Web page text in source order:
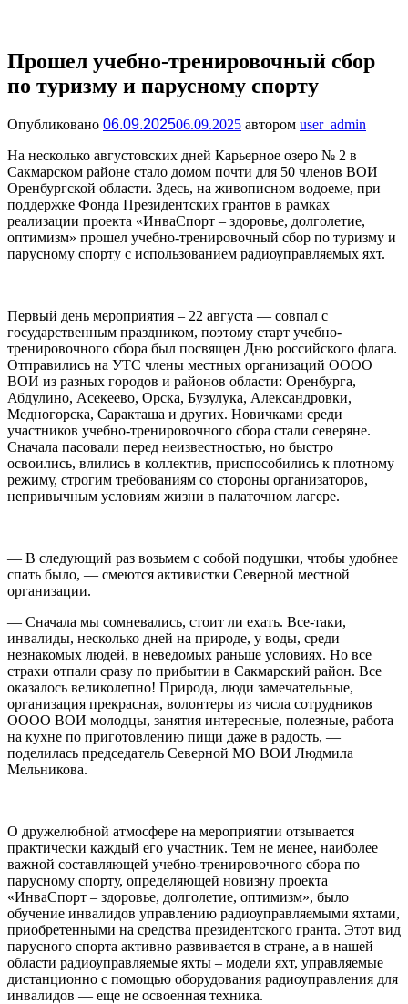
Прошел учебно-тренировочный сбор
по туризму и парусному спорту
Опубликовано 06.09.202506.09.2025 автором user_admin
На несколько августовских дней Карьерное озеро № 2 в
Сакмарском районе стало домом почти для 50 членов ВОИ
Оренбургской области. Здесь, на живописном водоеме, при
поддержке Фонда Президентских грантов в рамках
реализации проекта «ИнваСпорт – здоровье, долголетие,
оптимизм» прошел учебно-тренировочный сбор по туризму и
парусному спорту с использованием радиоуправляемых яхт.
Первый день мероприятия – 22 августа — совпал с
государственным праздником, поэтому старт учебно-
тренировочного сбора был посвящен Дню российского флага.
Отправились на УТС члены местных организаций ОООО
ВОИ из разных городов и районов области: Оренбурга,
Абдулино, Асекеево, Орска, Бузулука, Александровки,
Медногорска, Саракташа и других. Новичками среди
участников учебно-тренировочного сбора стали северяне.
Сначала пасовали перед неизвестностью, но быстро
освоились, влились в коллектив, приспособились к плотному
режиму, строгим требованиям со стороны организаторов,
непривычным условиям жизни в палаточном лагере.
— В следующий раз возьмем с собой подушки, чтобы удобнее
спать было, — смеются активистки Северной местной
организации.
— Сначала мы сомневались, стоит ли ехать. Все-таки,
инвалиды, несколько дней на природе, у воды, среди
незнакомых людей, в неведомых раньше условиях. Но все
страхи отпали сразу по прибытии в Сакмарский район. Все
оказалось великолепно! Природа, люди замечательные,
организация прекрасная, волонтеры из числа сотрудников
ОООО ВОИ молодцы, занятия интересные, полезные, работа
на кухне по приготовлению пищи даже в радость, —
поделилась председатель Северной МО ВОИ Людмила
Мельникова.
О дружелюбной атмосфере на мероприятии отзывается
практически каждый его участник. Тем не менее, наиболее
важной составляющей учебно-тренировочного сбора по
парусному спорту, определяющей новизну проекта
«ИнваСпорт – здоровье, долголетие, оптимизм», было
обучение инвалидов управлению радиоуправляемыми яхтами,
приобретенными на средства президентского гранта. Этот вид
парусного спорта активно развивается в стране, а в нашей
области радиоуправляемые яхты – модели яхт, управляемые
дистанционно с помощью оборудования радиоуправления для
инвалидов — еще не освоенная техника.